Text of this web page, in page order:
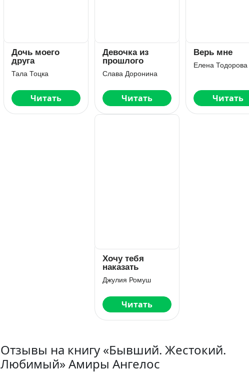
Дочь моего
друга
Тала Тоцка
Читать
Девочка из
прошлого
Слава Доронина
Читать
Верь мне
Елена Тодорова
Читать
Хочу тебя
наказать
Джулия Ромуш
Читать
Отзывы на книгу «Бывший. Жестокий.
Любимый» Амиры Ангелос